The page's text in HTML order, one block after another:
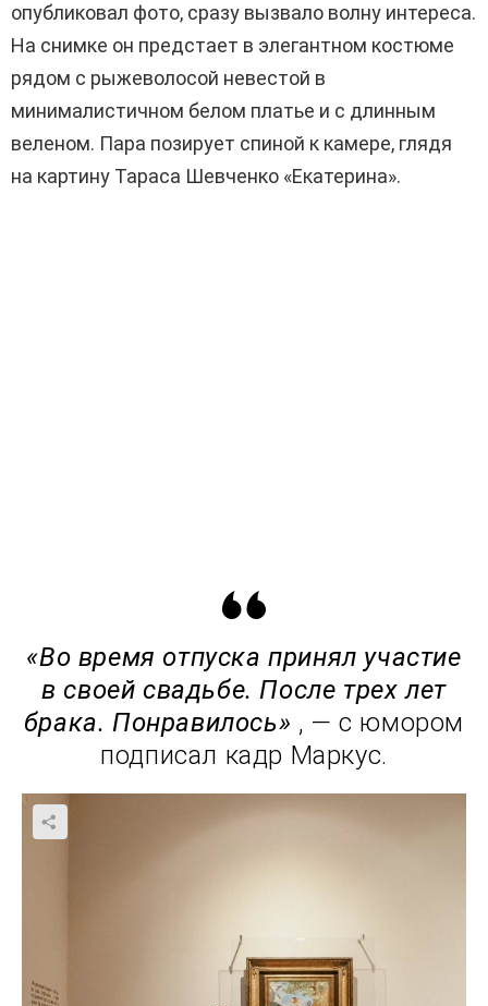
опубликовал фото, сразу вызвало волну интереса.
На снимке он предстает в элегантном костюме
рядом с рыжеволосой невестой в
минималистичном белом платье и с длинным
веленом. Пара позирует спиной к камере, глядя
на картину Тараса Шевченко «Екатерина».
«Во время отпуска принял участие
в своей свадьбе. После трех лет
брака. Понравилось» , — с юмором
подписал кадр Маркус.